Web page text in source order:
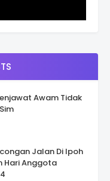
Awam Tidak
Jalan Di Ipoh
Hari Anggota